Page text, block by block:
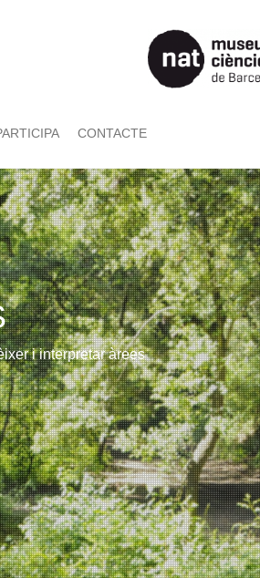
CONTACTE
i interpretar àrees